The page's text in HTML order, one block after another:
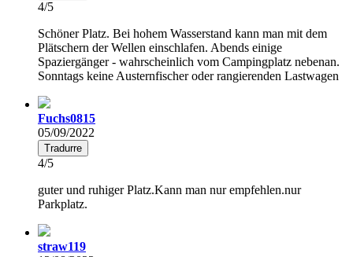
4/5
Schöner Platz. Bei hohem Wasserstand kann man mit dem
Plätschern der Wellen einschlafen. Abends einige
Spaziergänger - wahrscheinlich vom Campingplatz nebenan.
Sonntags keine Austernfischer oder rangierenden Lastwagen
Fuchs0815
05/09/2022
Tradurre
4/5
guter und ruhiger Platz.Kann man nur empfehlen.nur
Parkplatz.
straw119